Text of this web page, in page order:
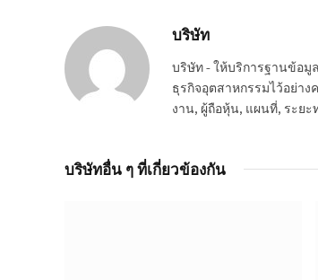
บริษัท
บริษัท - ให้บริการฐานข้อมู
ธุรกิจอุตสาหกรรมไว้อย่า
งาน, ผู้ถือหุ้น, แผนที่, ระยะ
บริษัทอื่น ๆ ที่เกี่ยวข้องกัน